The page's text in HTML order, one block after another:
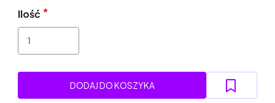
Ilość
DODAJ DO KOSZYKA